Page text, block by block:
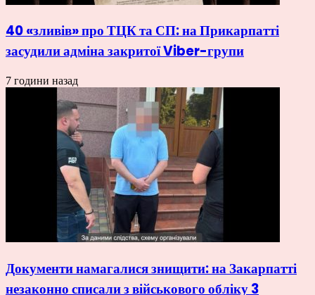
40 «зливів» про ТЦК та СП: на Прикарпатті
засудили адміна закритої Viber-групи
7 години назад
Документи намагалися знищити: на Закарпатті
незаконно списали з військового обліку 3